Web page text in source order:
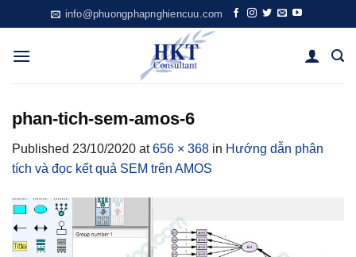
to
content
info@phuongphapnghiencuu.com
phan-tich-sem-amos-6
Published 23/10/2020 at656 × 368 in Hướng dẫn phân
tích và đọc kết quả SEM trên AMOS